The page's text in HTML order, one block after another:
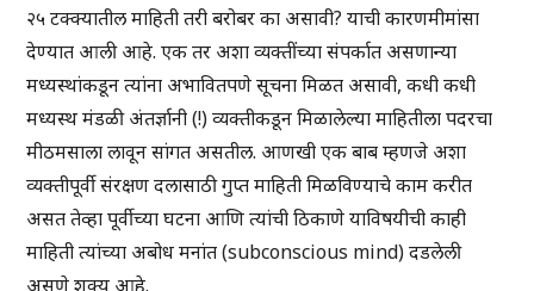
२५ टक्क्यातील माहिती तरी बरोबर का असावी? याची कारणमीमांसा
देण्यात आली आहे. एक तर अशा व्यक्तींच्या संपर्कात असणान्या
मध्यस्थांकडून त्यांना अभावितपणे सूचना मिळत असावी, कधी कधी
मध्यस्थ मंडळी अंतर्ज्ञानी (!) व्यक्तीकडून मिळालेल्या माहितीला पदरचा
मीठमसाला लावून सांगत असतील. आणखी एक बाब म्हणजे अशा
व्यक्तीपूर्वी संरक्षण दलासाठी गुप्त माहिती मिळविण्याचे काम करीत
असत तेव्हा पूर्वीच्या घटना आणि त्यांची ठिकाणे याविषयीची काही
माहिती त्यांच्या अबोध मनांत (subconscious mind) दडलेली
असणे शक्य आहे.